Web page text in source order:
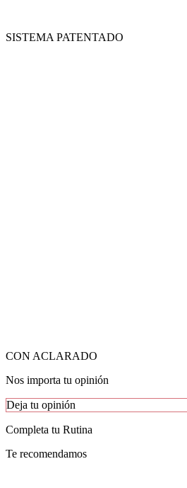
SISTEMA PATENTADO
CON ACLARADO
Nos importa tu opinión
Deja tu opinión
Completa tu Rutina
Te recomendamos